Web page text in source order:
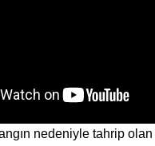
nedeniyle tahrip